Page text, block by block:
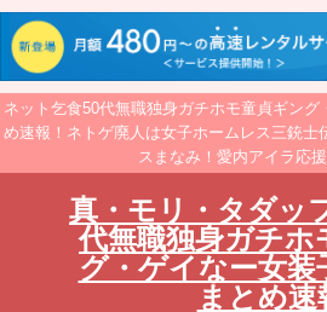
ネット乞食50代無職独身ガチホモ童貞ギング
め速報！ネトゲ廃人は女子ホームレス三銃士
スまなみ！愛内アイラ応援
真・モリ・タダッ
代無職独身ガチホ
グ・ゲイなー女装
まとめ速